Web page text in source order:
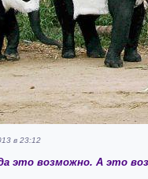
в 23:12
это возможно. А это